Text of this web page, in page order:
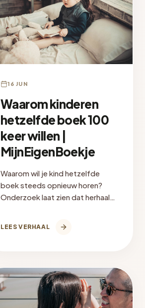
16 JUN
Waarom kinderen
hetzelfde boek 100
keer willen |
MijnEigenBoekje
Waarom wil je kind hetzelfde
boek steeds opnieuw horen?
Onderzoek laat zien dat herhaald
LEES VERHAAL